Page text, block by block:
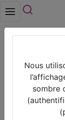
V…
Nous
sombre